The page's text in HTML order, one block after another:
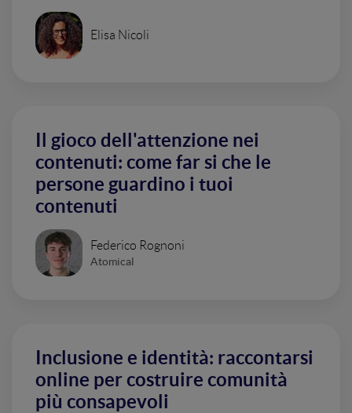
Elisa Nicoli
Il gioco dell'attenzione nei
contenuti: come far si che le
persone guardino i tuoi
contenuti
Federico Rognoni
Atomical
Inclusione e identità: raccontarsi
online per costruire comunità
più consapevoli